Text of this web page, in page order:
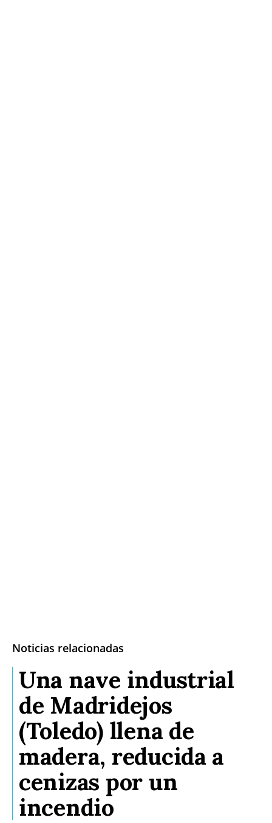
Noticias relacionadas
Una nave industrial
de Madridejos
(Toledo) llena de
madera, reducida a
cenizas por un
incendio